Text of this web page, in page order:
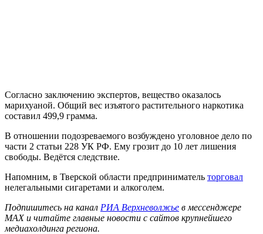
Согласно заключению экспертов, вещество оказалось
марихуаной. Общий вес изъятого растительного наркотика
составил 499,9 грамма.
В отношении подозреваемого возбуждено уголовное дело по
части 2 статьи 228 УК РФ. Ему грозит до 10 лет лишения
свободы. Ведётся следствие.
Напомним, в Тверской области предприниматель торговал
нелегальными сигаретами и алкоголем.
Подпишитесь на канал РИА Верхневолжье в мессенджере
MAX и читайте главные новости с сайтов крупнейшего
медиахолдинга региона.